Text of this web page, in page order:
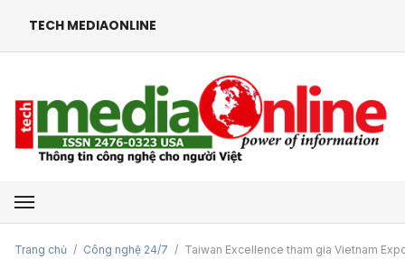
TECH MEDIAONLINE
Mở menu
Trang chủ / Công nghệ 24/7 / Taiwan Excellence tham gia Vietnam